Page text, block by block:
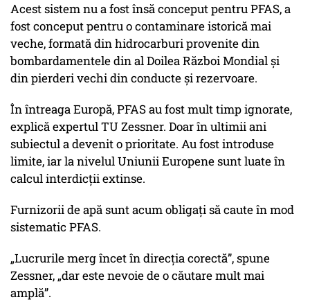
Acest sistem nu a fost însă conceput pentru PFAS, a
fost conceput pentru o contaminare istorică mai
veche, formată din hidrocarburi provenite din
bombardamentele din al Doilea Război Mondial și
din pierderi vechi din conducte și rezervoare.
În întreaga Europă, PFAS au fost mult timp ignorate,
explică expertul TU Zessner. Doar în ultimii ani
subiectul a devenit o prioritate. Au fost introduse
limite, iar la nivelul Uniunii Europene sunt luate în
calcul interdicții extinse.
Furnizorii de apă sunt acum obligați să caute în mod
sistematic PFAS.
„Lucrurile merg încet în direcția corectă”, spune
Zessner, „dar este nevoie de o căutare mult mai
amplă”.